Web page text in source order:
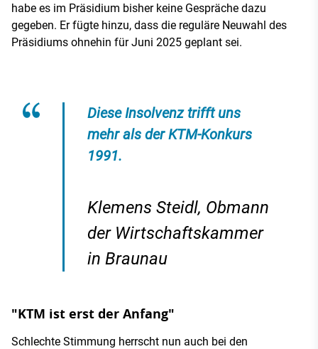
habe es im Präsidium bisher keine Gespräche dazu
gegeben. Er fügte hinzu, dass die reguläre Neuwahl des
Präsidiums ohnehin für Juni 2025 geplant sei.
Diese Insolvenz trifft uns
mehr als der KTM-Konkurs
1991.
Klemens Steidl, Obmann
der Wirtschaftskammer
in Braunau
"KTM ist erst der Anfang"
Schlechte Stimmung herrscht nun auch bei den